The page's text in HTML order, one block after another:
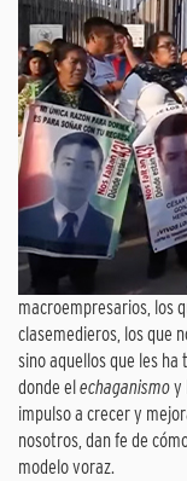
macroempresarios, los
clasemedieros, los que
sino aquellos que les
donde el echaganismoy
impulso a crecer y
nosotros, dan fe de
modelo voraz.